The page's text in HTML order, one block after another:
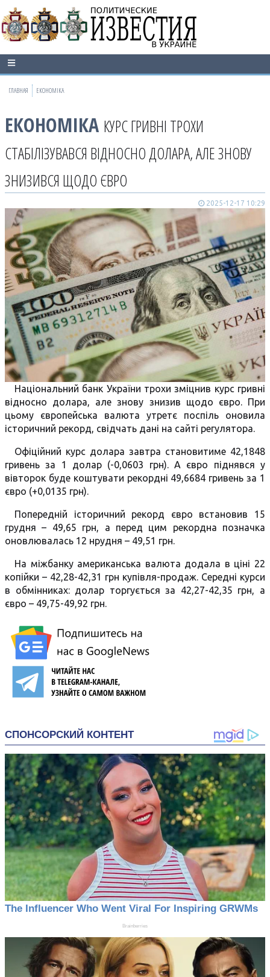
ГЛАВНАЯ ЕКОНОМІКА
ЕКОНОМІКА КУРС ГРИВНІ ТРОХИ
СТАБІЛІЗУВАВСЯ ВІДНОСНО ДОЛАРА, АЛЕ ЗНОВУ
ЗНИЗИВСЯ ЩОДО ЄВРО
2025-12-17 10:29
Національний банк України трохи зміцнив курс гривні
відносно долара, але знову знизив щодо євро. При
цьому європейська валюта утретє поспіль оновила
історичний рекорд, свідчать дані на сайті регулятора.
Офіційний курс долара завтра становитиме 42,1848
гривень за 1 долар (-0,0603 грн). А євро піднявся у
вівторок буде коштувати рекордні 49,6684 гривень за 1
євро (+0,0135 грн).
Попередній історичний рекорд євро встановив 15
грудня – 49,65 грн, а перед цим рекордна позначка
оновлювалась 12 нрудня – 49,51 грн.
На міжбанку американська валюта додала в ціні 22
копійки – 42,28-42,31 грн купівля-продаж. Середні курси
в обмінниках: долар торгується за 42,27-42,35 грн, а
євро – 49,75-49,92 грн.